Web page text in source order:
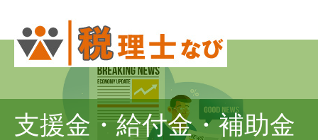
支援金・給付金・補助金